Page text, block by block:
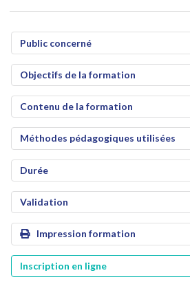
Public concerné
Objectifs de la formation
Contenu de la formation
Méthodes pédagogiques utilisées
Durée
Validation
Impression formation
Inscription en ligne